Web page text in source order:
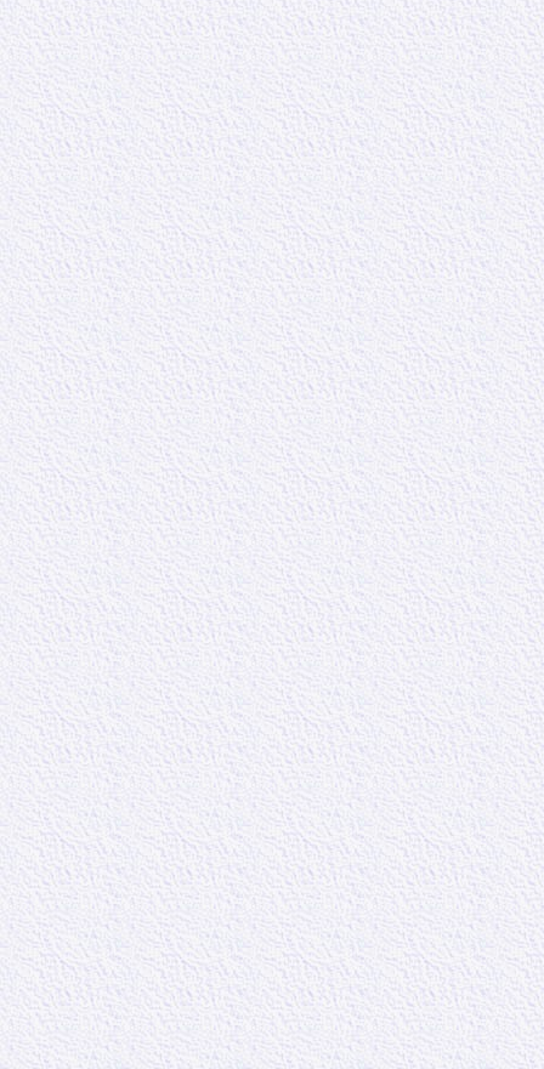
Les trois
que nous
Seigneur. Si
quelle
compter sur
En lien avec
Luc 18, 7-8 : «
crient à lui
dis, il leur fera
l’homme
Nous devons
nous passons
Le Seigneur
revient cette
attendre à lui.
Verset 25 :
dire, que nous
principes de
gardien de
En conclusion
avec les
écrivait dans
ne voulait pas
l’empire
Mais nous
qui ont subi la
roi, ou sous